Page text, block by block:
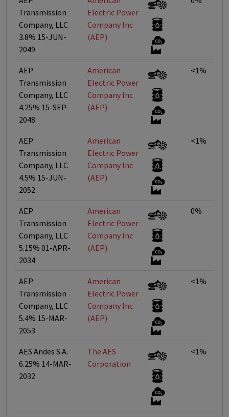
Transmission
Company, LLC
3.8% 15-JUN-
2049
Electric Power
Company Inc
(AEP)
AEP
Transmission
Company, LLC
4.25% 15-SEP-
2048
American
Electric Power
Company Inc
(AEP)
<1%
AEP
Transmission
Company, LLC
4.5% 15-JUN-
2052
American
Electric Power
Company Inc
(AEP)
<1%
AEP
Transmission
Company, LLC
5.15% 01-APR-
2034
American
Electric Power
Company Inc
(AEP)
0%
AEP
Transmission
Company, LLC
5.4% 15-MAR-
2053
American
Electric Power
Company Inc
(AEP)
<1%
AES Andes S.A.
6.25% 14-MAR-
2032
The AES
Corporation
<1%